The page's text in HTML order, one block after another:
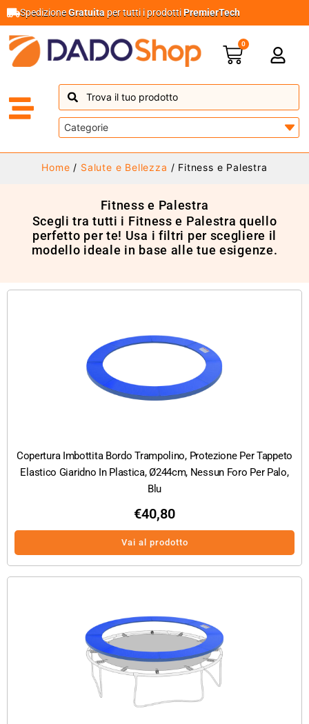
SpedizioneGratuita per tutti i prodottiPremierTech
0
Home / Salute e Bellezza / Fitness e Palestra
Fitness e Palestra
Scegli tra tutti i Fitness e Palestra quello
perfetto per te! Usa i filtri per scegliere il
modello ideale in base alle tue esigenze.
Copertura Imbottita Bordo Trampolino, Protezione Per Tappeto
Elastico Giaridno In Plastica, Ø244cm, Nessun Foro Per Palo,
Blu
€40,80
Vai al prodotto